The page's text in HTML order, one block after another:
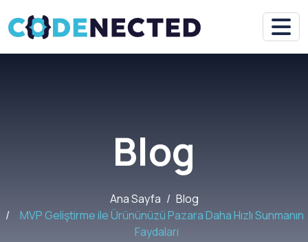
Blog
Ana Sayfa
Blog
MVP Geliştirme ile Ürününüzü Pazara Daha Hızlı Sunmanın
Faydaları